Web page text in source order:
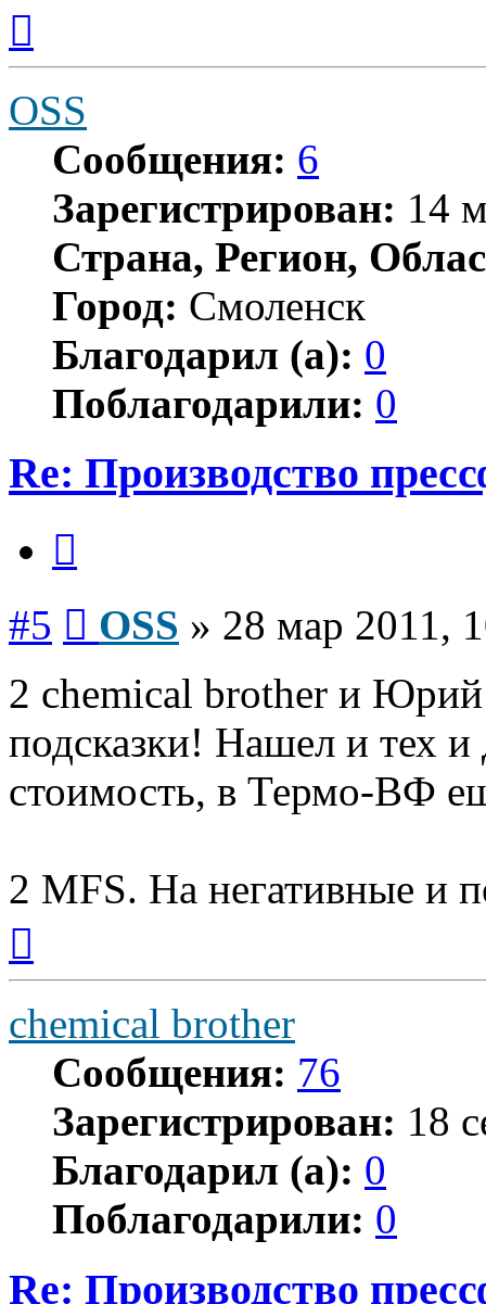
началу
OSS
Сообщения: 6
Зарегистрирован: 14
Страна, Регион,
Город: Смоленск
Благодарил (а): 0
Поблагодарили: 0
Re: Производство
#5 OSS » 28 мар 2011,
2 chemical brother и
подсказки! Нашел и тех и
стоимость, в Термо-ВФ
2 MFS. На негативные и
началу
chemical brother
Сообщения: 76
Зарегистрирован: 18
Благодарил (а): 0
Поблагодарили: 0
Re: Производство